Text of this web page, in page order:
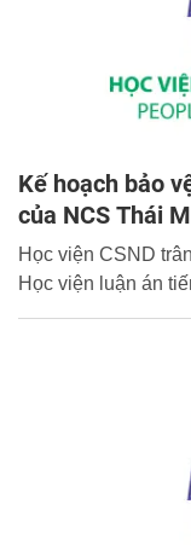
Kế hoạch bảo
của NCS Thái
Học viện CSND
Học viện luận án